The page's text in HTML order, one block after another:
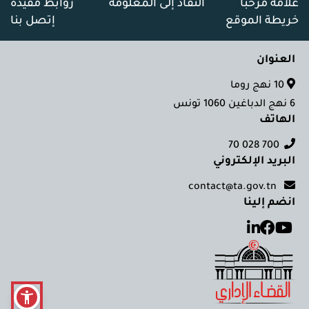
علامة مرحبا النفاذ إلى المعلومة
روابط مفيدة
خريطة الموقع
إتصل بنا
العنوان
6 نهج الدباغين 1060 تونس
الهاتف
700 028 70
البريد الإلكتروني
انضم إلينا